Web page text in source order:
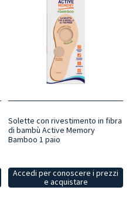
Solette con rivestimento in fibra
di bambù Active Memory
Bamboo 1 paio
Accedi per conoscere i prezzi
e acquistare